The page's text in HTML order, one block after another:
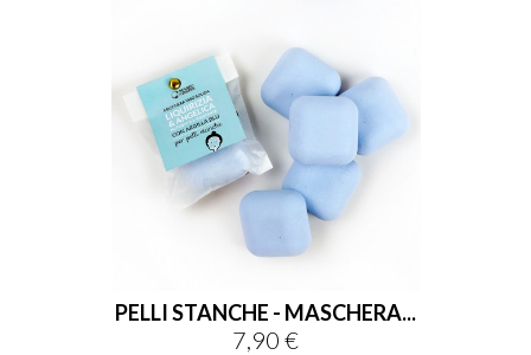
PELLI STANCHE - MASCHERA...
Prezzo
7,90 €